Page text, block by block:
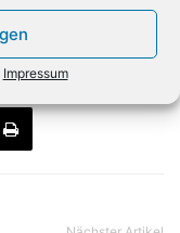
Impressum
Exclusive Networks